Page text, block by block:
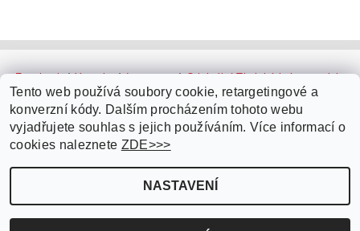
Facebook | Youtube | Instagram | Originální Thajské krémy a oleje
| Platební brána ComGate
2026 ©Parfémy do auta.cz, všechna práva vyhrazenaUpravit nastavení cookies
Tento web používá soubory cookie, retargetingové a
konverzní kódy. Dalším procházením tohoto webu
vyjadřujete souhlas s jejich používáním. Více informací o
cookies naleznete ZDE>>>
NASTAVENÍ